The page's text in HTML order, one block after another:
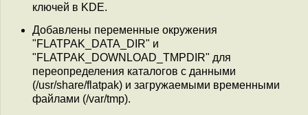
ключей в KDE.
Добавлены переменные окружения
"FLATPAK_DATA_DIR" и
"FLATPAK_DOWNLOAD_TMPDIR" для
переопределения каталогов с данными
(/usr/share/flatpak) и загружаемыми временными
файлами (/var/tmp).